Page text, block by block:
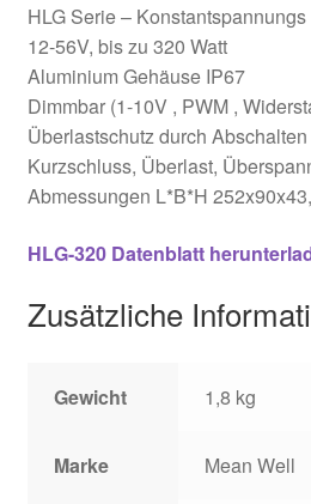
HLG Serie –
12-56V, bis zu 320 Watt
Aluminium Gehäuse IP67
Dimmbar (1-10V , PWM ,
Überlastschutz durch
Kurzschluss, Überlast,
Abmessungen L*B*H
HLG-320 Datenblatt
Zusätzliche
Gewicht 1,8 kg
Marke Mean Well